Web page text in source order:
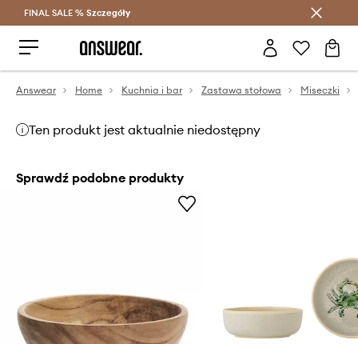
Oszczędzaj z Answear Club >
FINAL SALE % Szczegóły
Answear Home Kuchnia i bar Zastawa stołowa Miseczki
Ten produkt jest aktualnie niedostępny
Sprawdź podobne produkty